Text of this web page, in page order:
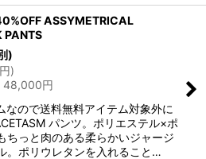
ASSYMETRICAL
PANTS
)
円)
48,000円
なので送料無料アイテム対象外に
パンツ。ポリエステル×ポ
ちっと肉のある柔らかいジャージ
。ポリウレタンを入れること…